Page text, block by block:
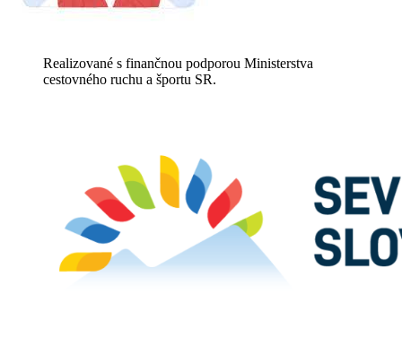
Realizované s finančnou podporou Ministerstva
cestovného ruchu a športu SR.